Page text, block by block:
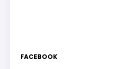
FACEBOOK